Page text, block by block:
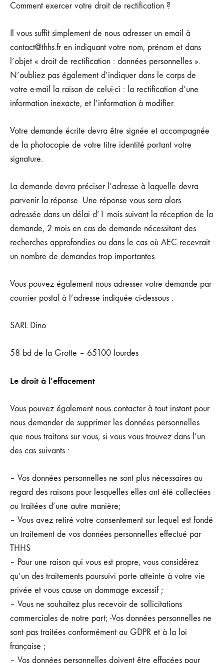
Comment exercer votre droit de rectification ?
Il vous suffit simplement de nous adresser un email à
contact@thhs.fr en indiquant votre nom, prénom et dans
l’objet « droit de rectification : données personnelles ».
N’oubliez pas également d’indiquer dans le corps de
votre e-mail la raison de celui-ci : la rectification d’une
information inexacte, et l’information à modifier.
Votre demande écrite devra être signée et accompagnée
de la photocopie de votre titre identité portant votre
signature.
La demande devra préciser l’adresse à laquelle devra
parvenir la réponse. Une réponse vous sera alors
adressée dans un délai d’1 mois suivant la réception de la
demande, 2 mois en cas de demande nécessitant des
recherches approfondies ou dans le cas où AEC recevrait
un nombre de demandes trop importantes.
Vous pouvez également nous adresser votre demande par
courrier postal à l’adresse indiquée ci-dessous :
SARL Dino
58 bd de la Grotte – 65100 lourdes
Le droit à l’effacement
Vous pouvez également nous contacter à tout instant pour
nous demander de supprimer les données personnelles
que nous traitons sur vous, si vous vous trouvez dans l’un
des cas suivants :
– Vos données personnelles ne sont plus nécessaires au
regard des raisons pour lesquelles elles ont été collectées
ou traitées d’une autre manière;
– Vous avez retiré votre consentement sur lequel est fondé
un traitement de vos données personnelles effectué par
THHS
– Pour une raison qui vous est propre, vous considérez
qu’un des traitements poursuivi porte atteinte à votre vie
privée et vous cause un dommage excessif ;
– Vous ne souhaitez plus recevoir de sollicitations
commerciales de notre part; -Vos données personnelles ne
sont pas traitées conformément au GDPR et à la loi
française ;
– Vos données personnelles doivent être effacées pour